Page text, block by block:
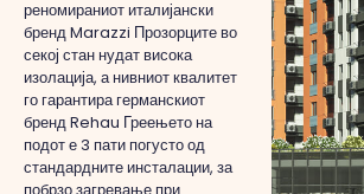
реномираниот италијански
бренд Marazzi Прозорците во
секој стан нудат висока
изолација, а нивниот квалитет
го гарантира германскиот
бренд Rehau Греењето на
подот е 3 пати погусто од
стандардните инсталации, за